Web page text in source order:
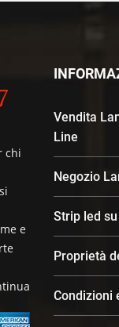
chi
e
Vendita
Line
Negozio
Strip led
Proprietà
Condizioni